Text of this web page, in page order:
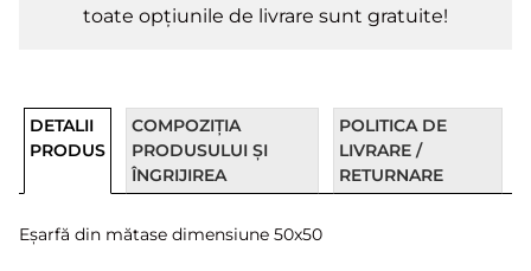
toate opțiunile de livrare sunt gratuite!
DETALII
PRODUS
COMPOZIȚIA
PRODUSULUI ȘI
ÎNGRIJIREA
POLITICA DE
LIVRARE /
RETURNARE
Eșarfă din mătase dimensiune 50x50